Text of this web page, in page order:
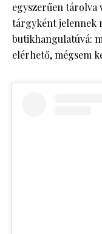
egyszerűen tárolva
tárgyként jelennek
butikhangulatúvá:
elérhető, mégsem